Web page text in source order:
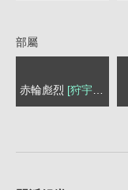
部屬
赤輪彪烈 [狩宇族]